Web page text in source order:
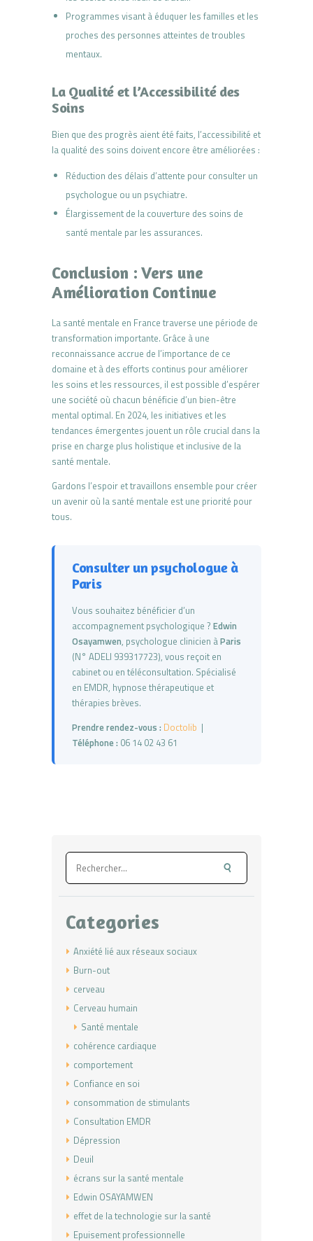
Programmes visant à éduquer les familles et les
proches des personnes atteintes de troubles
mentaux.
La Qualité et l’Accessibilité des
Soins
Bien que des progrès aient été faits, l’accessibilité et
la qualité des soins doivent encore être améliorées :
Réduction des délais d’attente pour consulter un
psychologue ou un psychiatre.
Élargissement de la couverture des soins de
santé mentale par les assurances.
Conclusion : Vers une
Amélioration Continue
La santé mentale en France traverse une période de
transformation importante. Grâce à une
reconnaissance accrue de l’importance de ce
domaine et à des efforts continus pour améliorer
les soins et les ressources, il est possible d’espérer
une société où chacun bénéficie d’un bien-être
mental optimal. En 2024, les initiatives et les
tendances émergentes jouent un rôle crucial dans la
prise en charge plus holistique et inclusive de la
santé mentale.
Gardons l’espoir et travaillons ensemble pour créer
un avenir où la santé mentale est une priorité pour
tous.
Consulter un psychologue à
Paris
Vous souhaitez bénéficier d’un
accompagnement psychologique ? Edwin
Osayamwen, psychologue clinicien àParis
(N° ADELI 939317723), vous reçoit en
cabinet ou en téléconsultation. Spécialisé
en EMDR, hypnose thérapeutique et
thérapies brèves.
Prendre rendez-vous : Doctolib |
Téléphone : 06 14 02 43 61
Rechercher :
Categories
Anxiété lié aux réseaux sociaux
Burn-out
cerveau
Cerveau humain
Santé mentale
cohérence cardiaque
comportement
Confiance en soi
consommation de stimulants
Consultation EMDR
Dépression
Deuil
écrans sur la santé mentale
Edwin OSAYAMWEN
effet de la technologie sur la santé
Epuisement professionnelle